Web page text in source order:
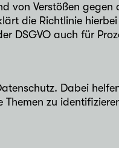
von Verstößen gegen
die Richtlinie
DSGVO auch für
Dabei
zu